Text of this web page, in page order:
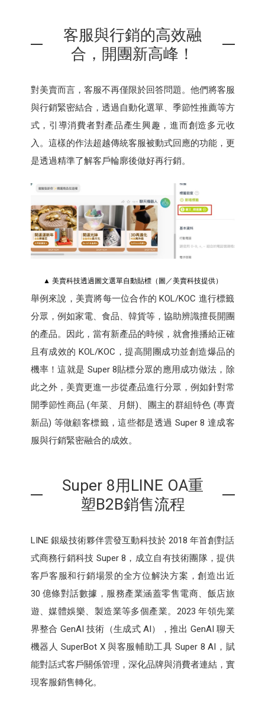
客服與行銷的高效融
合，開團新高峰！
對美賣而言，客服不再僅限於回答問題。他們將客服
與行銷緊密結合，透過自動化選單、季節性推薦等方
式，引導消費者對產品產生興趣，進而創造多元收
入。這樣的作法超越傳統客服被動式回應的功能，更
是透過精準了解客戶輪廓後做好再行銷。
▲ 美賣科技透過圖文選單自動貼標（圖／美賣科技提供）
舉例來說，美賣將每一位合作的 KOL/KOC 進行標籤
分眾，例如家電、食品、韓貨等，協助辨識擅長開團
的產品。因此，當有新產品的時候，就會推播給正確
且有成效的 KOL/KOC，提高開團成功並創造爆品的
機率！這就是 Super 8貼標分眾的應用成功做法，除
此之外，美賣更進一步從產品進行分眾，例如針對常
開季節性商品 (年菜、月餅)、團主的群組特色 (專賣
新品) 等做顧客標籤，這些都是透過 Super 8 達成客
服與行銷緊密融合的成效。
Super 8用LINE OA重
塑B2B銷售流程
LINE 銀級技術夥伴雲發互動科技於 2018 年首創對話
式商務行銷科技 Super 8，成立自有技術團隊，提供
客戶客服和行銷場景的全方位解決方案，創造出近
30 億條對話數據，服務產業涵蓋零售電商、飯店旅
遊、媒體娛樂、製造業等多個產業。2023 年領先業
界整合 GenAI 技術（生成式 AI），推出 GenAI 聊天
機器人 SuperBot X 與客服輔助工具 Super 8 AI，賦
能對話式客戶關係管理，深化品牌與消費者連結，實
現客服銷售轉化。